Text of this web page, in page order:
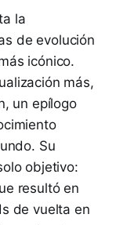
la
de evolución
icónico.
más,
un epílogo
Su
objetivo:
resultó en
de vuelta en